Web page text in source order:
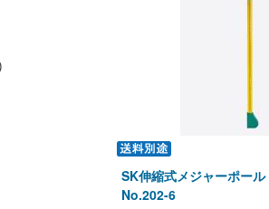
SK伸縮式メジャーポ
No.202-6